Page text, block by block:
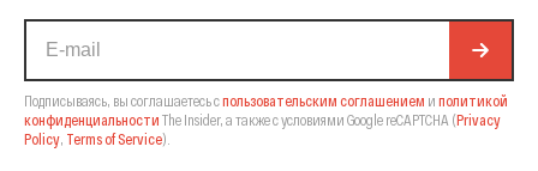
Подписываясь, вы соглашаетесь спользовательским соглашением и политикой
конфиденциальности The Insider, а также с условиями Google reCAPTCHA (Privacy
Policy Terms of Service).